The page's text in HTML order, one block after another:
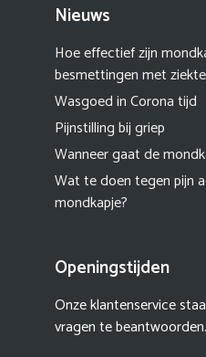
Nieuws
Hoe effectief zijn
besmettingen met
Wasgoed in Corona tijd
Pijnstilling bij griep
Wanneer gaat de
Wat te doen tegen pijn
mondkapje?
Openingstijden
Onze klantenservice
vragen te beantwoorden.